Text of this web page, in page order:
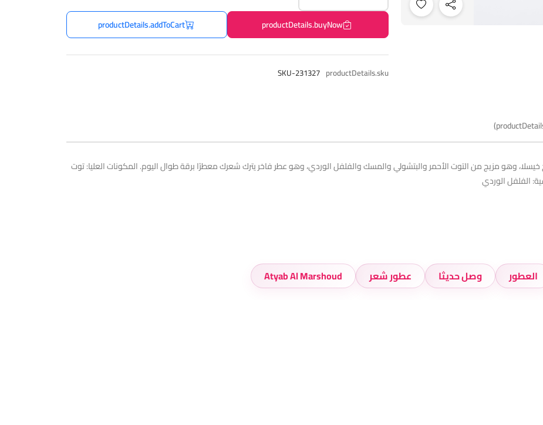
productDetails.buyNow
productDetails.addToCart
productDetails.sku
SKU-231327
خيسلا، وهو مزيج من التوت الأحمر والبتشولي والمسك والفلفل الوردي، وهو عطر فاخر يترك شعرك معطرًا برقة طوال اليوم. المكونات العليا: توت
الفلفل الوردي
العطور وصل حديثا عطور شعر Atyab Al Marshoud